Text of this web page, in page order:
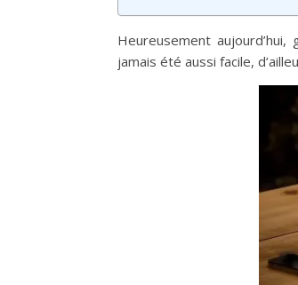
Heureusement
jamais été aussi facile,